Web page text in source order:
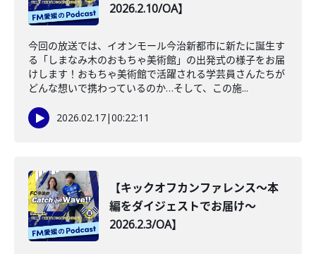
2026.2.10/OA】
今回の放送では、イオンモール今治新都市に新たに誕生す
る「しまなみ木のおもちゃ美術館」の出発式の様子をお届
けします！おもちゃ美術館で活躍される学芸員さんたちが
どんな想いで携わっているのか…そして、この施...
2026.02.17|00:22:11
【キックオフカンファレンス～本
編をダイジェストでお届け～
2026.2.3/OA】